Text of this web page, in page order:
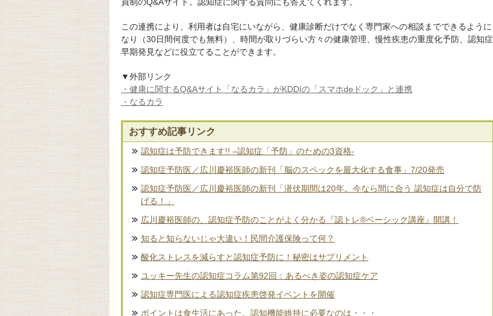
この連携により、利用者は自宅にいながら、健康診断だけでなく専門家への相談までできるように
なり（30日間何度でも無料）、時間が取りづらい方々の健康管理、慢性疾患の重度化予防、認知症
早期発見などに役立てることができます。
▼外部リンク
・健康に関するQ&Aサイト「なるカラ」がKDDIの「スマホdeドック」と連携
・なるカラ
おすすめ記事リンク
認知症は予防できます!! –認知症「予防」のための3資格-
認知症予防医／広川慶裕医師の新刊「脳のスペックを最大化する食事」7/20発売
認知症予防医／広川慶裕医師の新刊「潜伏期間は20年。今なら間に合う 認知症は自分で防
げる！」
広川慶裕医師の、認知症予防のことがよく分かる『認トレ®️ベーシック講座』開講！
知ると知らないじゃ大違い！民間介護保険って何？
酸化ストレスを減らすと認知症予防に！秘密はサプリメント
ユッキー先生の認知症コラム第92回：あるべき姿の認知症ケア
認知症専門医による認知症疾患啓発イベントを開催
ポイントは食生活にあった。認知機能維持に必要なのは・・・